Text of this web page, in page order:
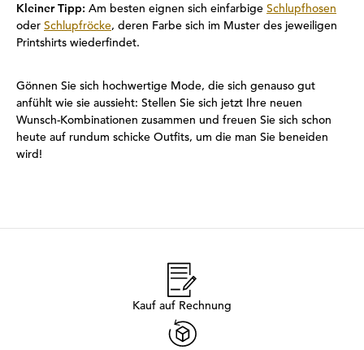
Kleiner Tipp: Am besten eignen sich einfarbige Schlupfhosen
oder Schlupfröcke, deren Farbe sich im Muster des jeweiligen
Printshirts wiederfindet.
Gönnen Sie sich hochwertige Mode, die sich genauso gut
anfühlt wie sie aussieht: Stellen Sie sich jetzt Ihre neuen
Wunsch-Kombinationen zusammen und freuen Sie sich schon
heute auf rundum schicke Outfits, um die man Sie beneiden
wird!
Kauf auf Rechnung